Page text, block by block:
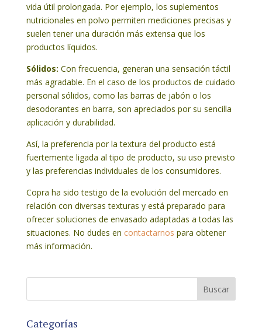
vida útil prolongada. Por ejemplo, los suplementos
nutricionales en polvo permiten mediciones precisas y
suelen tener una duración más extensa que los
productos líquidos.
Sólidos: Con frecuencia, generan una sensación táctil
más agradable. En el caso de los productos de cuidado
personal sólidos, como las barras de jabón o los
desodorantes en barra, son apreciados por su sencilla
aplicación y durabilidad.
Así, la preferencia por la textura del producto está
fuertemente ligada al tipo de producto, su uso previsto
y las preferencias individuales de los consumidores.
Copra ha sido testigo de la evolución del mercado en
relación con diversas texturas y está preparado para
ofrecer soluciones de envasado adaptadas a todas las
situaciones. No dudes en contactarnos para obtener
más información.
Categorías